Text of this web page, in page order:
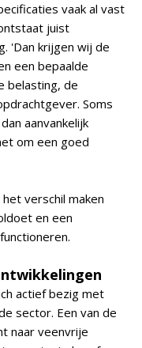
vaak al vast
juist
'Dan krijgen wij de
een bepaalde
belasting, de
Soms
aanvankelijk
om een goed
verschil maken
en een
actief bezig met
sector. Een van de
naar veenvrije